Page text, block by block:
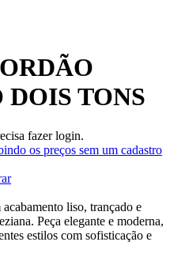
TONS
fazer login.
os preços sem um cadastro
liso, trançado e
Peça elegante e moderna,
estilos com sofisticação e